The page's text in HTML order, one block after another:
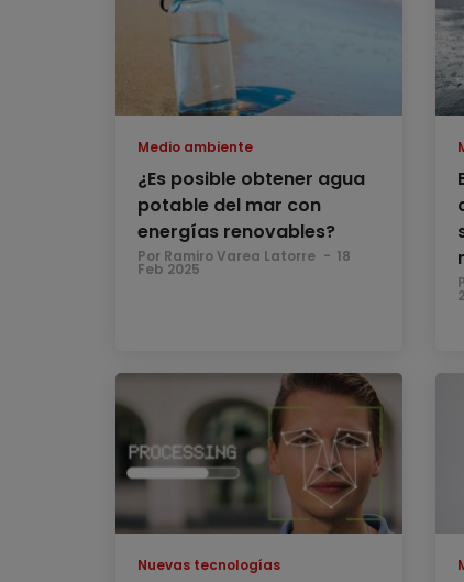
Medio ambiente
¿Es posible obtener agua
potable del mar con
energías renovables?
Por Ramiro Varea Latorre 18
Feb 2025
Nuevas tecnologías